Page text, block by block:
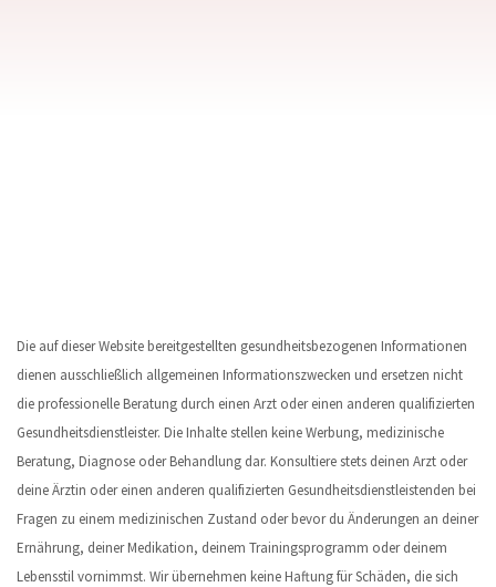
Die auf dieser Website bereitgestellten gesundheitsbezogenen Informationen
dienen ausschließlich allgemeinen Informationszwecken und ersetzen nicht
die professionelle Beratung durch einen Arzt oder einen anderen qualifizierten
Gesundheitsdienstleister. Die Inhalte stellen keine Werbung, medizinische
Beratung, Diagnose oder Behandlung dar. Konsultiere stets deinen Arzt oder
deine Ärztin oder einen anderen qualifizierten Gesundheitsdienstleistenden bei
Fragen zu einem medizinischen Zustand oder bevor du Änderungen an deiner
Ernährung, deiner Medikation, deinem Trainingsprogramm oder deinem
Lebensstil vornimmst. Wir übernehmen keine Haftung für Schäden, die sich